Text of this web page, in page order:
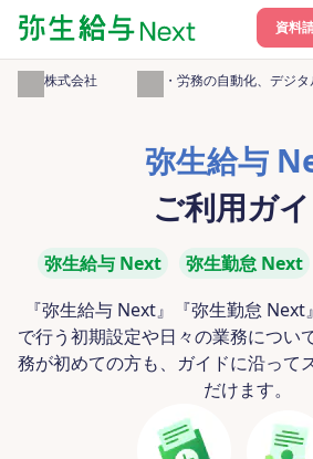
資料
弥生株式会社 給与・労務の自動化、デジ
弥生給与
ご利用ガ
弥生給与 Next 弥生勤怠 Next
『弥生給与 Next』『弥生勤怠 Next
で行う初期設定や日々の業務につい
務が初めての方も、ガイドに沿って
だけます。